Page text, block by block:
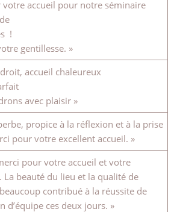
votre accueil pour notre séminaire
!
gentillesse. »
accueil chaleureux
avec plaisir »
propice à la réflexion et à la prise
pour votre excellent accueil. »
pour votre accueil et votre
beauté du lieu et la qualité de
contribué à la réussite de
d’équipe ces deux jours. »